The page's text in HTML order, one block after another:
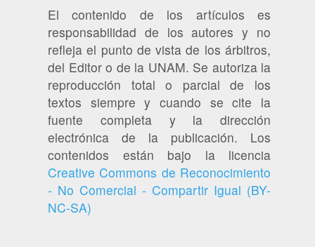
El contenido de los artículos es
responsabilidad de los autores y no
refleja el punto de vista de los árbitros,
del Editor o de la UNAM. Se autoriza la
reproducción total o parcial de los
textos siempre y cuando se cite la
fuente completa y la dirección
electrónica de la publicación. Los
contenidos están bajo la licencia
Creative Commons de Reconocimiento
- No Comercial - Compartir Igual (BY-
NC-SA)